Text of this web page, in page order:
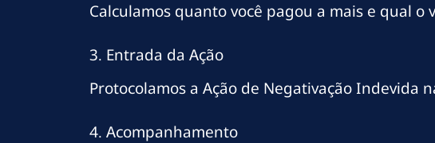
Calculamos quanto você pagou a mais e qual
3. Entrada da Ação
Protocolamos a Ação de Negativação Indevida
4. Acompanhamento